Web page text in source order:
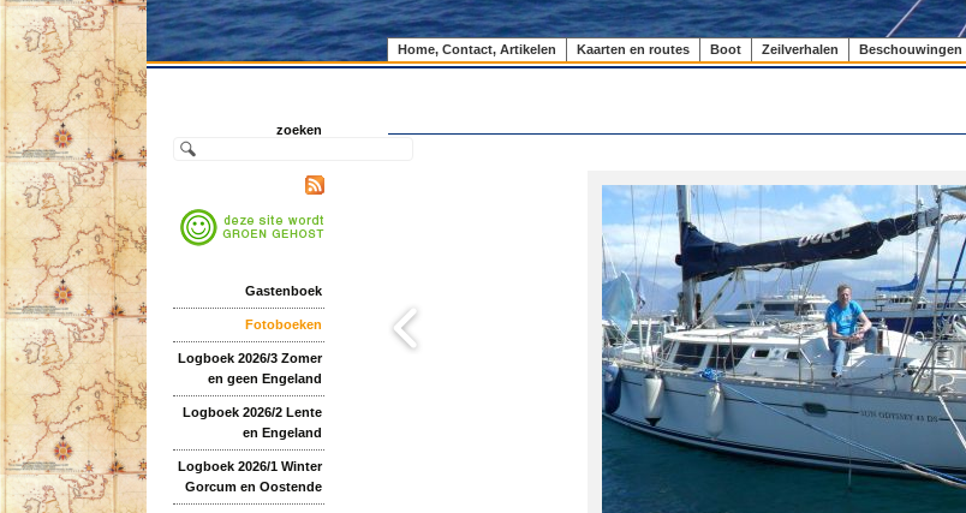
Home, Contact, Artikelen Kaarten en routes Boot Zeilverhalen Beschouwingen
zoeken
Gastenboek
Fotoboeken
Logboek 2026/3 Zomer
en geen Engeland
Logboek 2026/2 Lente
en Engeland
Logboek 2026/1 Winter
Gorcum en Oostende